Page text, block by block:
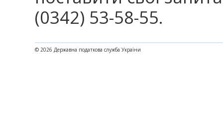
(0342) 53-58-55.
© 2026 Державна податкова служба України